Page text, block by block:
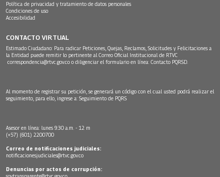
Política de privacidad y tratamiento de datos personales
Condiciones de uso
Accesibilidad
CONTACTO VIRTUAL
Estimado Ciudadano: Para radicar Peticiones, Quejas, Reclamos, Solicitudes y Felicitaciones a
la Entidad puede remitir lo pertinente al Correo Oficial Institucional de RTVC
correspondencia@rtvc.gov.co o diligenciar el formulario en línea: Contacto PQRSD.
Al momento de registrar su petición, se generará un código con el cual usted podrá realizar el
seguimiento, para ello, ingrese a: Seguimiento de PQRS
Asesor en línea: lunes 9:30 a.m. - 12 m
(+57) (601) 2200700
Correo de notificaciones judiciales:
notificacionesjudiciales@rtvc.gov.co
Denuncias por actos de corrupción: